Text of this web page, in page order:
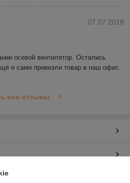
07.07.2018
осевой вентилятор. Остались
и сами привезли товар в наш офис.
все отзывы